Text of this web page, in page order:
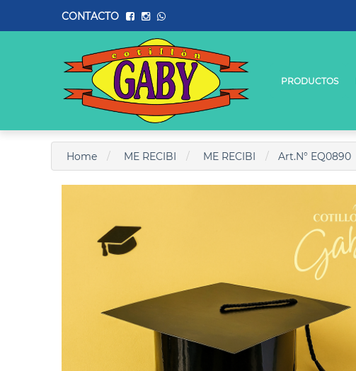
CONTACTO
PRODUCTOS
Home ME RECIBI ME RECIBI Art.N° EQ0890